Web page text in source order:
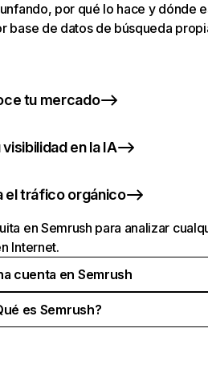
por qué lo hace y dónde
base de datos de búsqueda
tu mercado
en la IA
el tráfico orgánico
en Semrush para analizar
Internet.
cuenta en Semrush
es Semrush?